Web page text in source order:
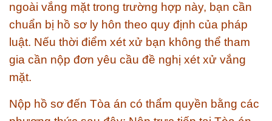
ngoài vắng mặt trong trường hợp này, bạn cần
chuẩn bị hồ sơ ly hôn theo quy định của pháp
luật. Nếu thời điểm xét xử bạn không thể tham
gia cần nộp đơn yêu cầu đề nghị xét xử vắng
mặt.
Nộp hồ sơ đến Tòa án có thẩm quyền bằng các